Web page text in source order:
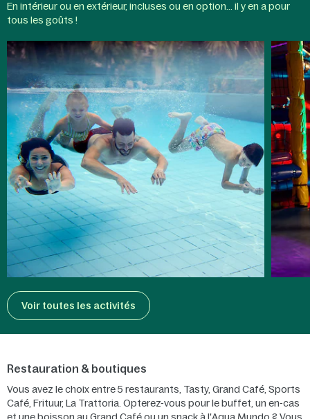
En intérieur ou en extérieur, incluses ou en option... il y en a pour
tous les goûts !
Aqua
Voir toutes les activités
Restauration & boutiques
Vous avez le choix entre 5 restaurants, Tasty, Grand Café, Sports
Café, Frituur, La Trattoria. Opterez-vous pour le buffet, un en-cas